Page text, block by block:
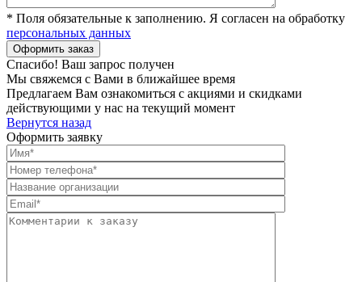
* Поля обязательные к заполнению. Я согласен на обработку
персональных данных
Спасибо! Ваш запрос получен
Мы свяжемся с Вами в ближайшее время
Предлагаем Вам ознакомиться с акциями и скидками
действующими у нас на текущий момент
Вернутся назад
Оформить заявку